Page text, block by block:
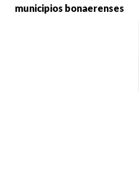
municipios bonaerenses